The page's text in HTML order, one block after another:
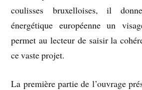
coulisses bruxelloises, il
énergétique européenne un
permet au lecteur de saisir la
ce vaste projet.
La première partie de l’ouvrage